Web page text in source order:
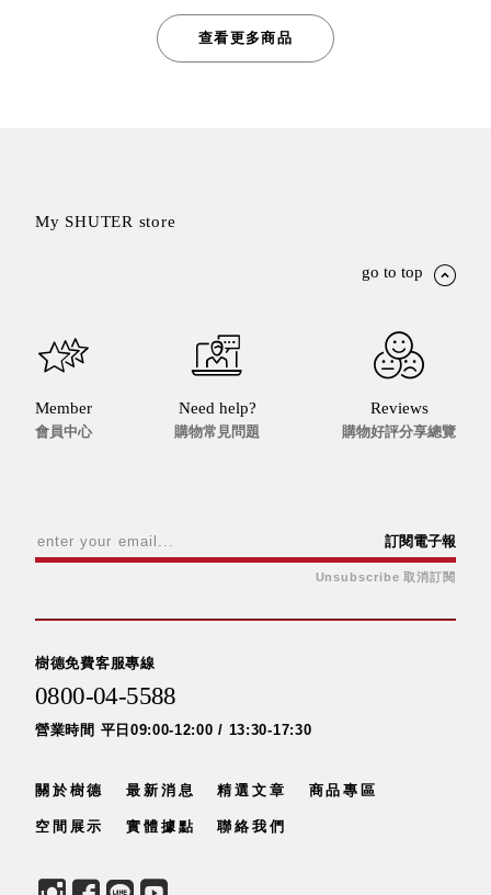
查看更多商品
My SHUTER store
go to top
Member
會員中心
Need help?
購物常見問題
Reviews
購物好評分享總覽
訂閱電子報
Unsubscribe 取消訂閱
樹德免費客服專線
0800-04-5588
營業時間 平日09:00-12:00 / 13:30-17:30
關於樹德 最新消息 精選文章 商品專區
空間展示 實體據點 聯絡我們